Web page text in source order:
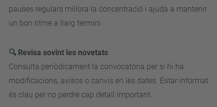
pauses regulars millora la concentració i ajuda a mantenir
un bon ritme a llarg termini.
🔍 Revisa sovint les novetats
Consulta periòdicament la convocatòria per si hi ha
modificacions, avisos o canvis en les dates. Estar informat
és clau per no perdre cap detall important.